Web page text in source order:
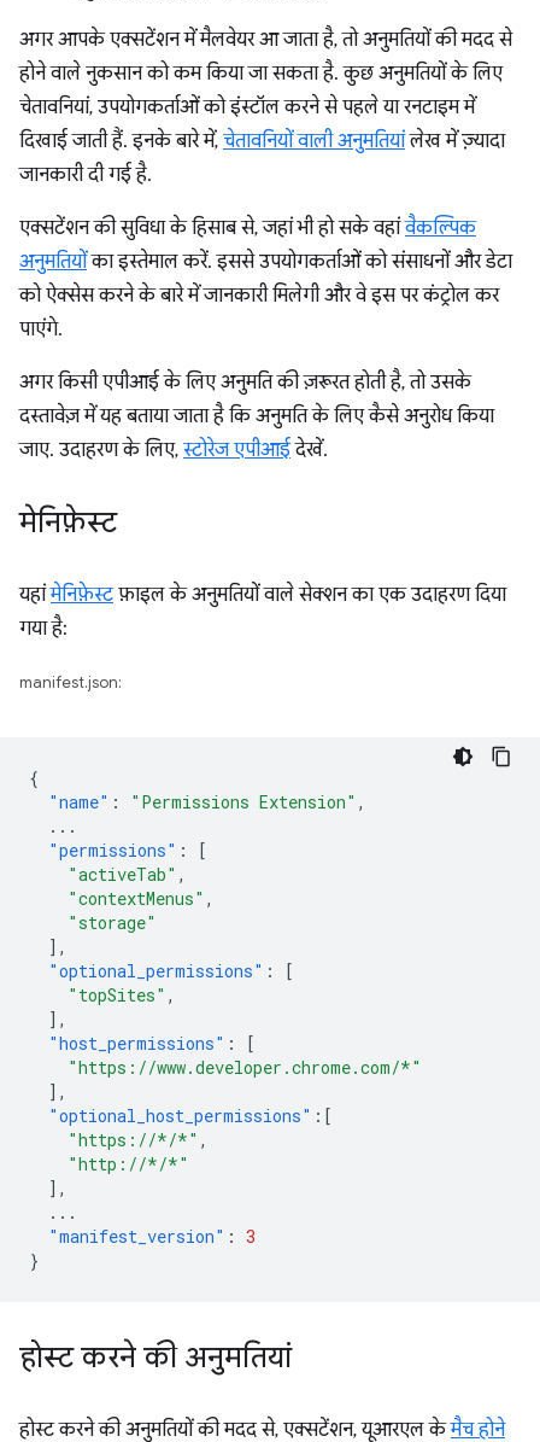
अगर आपके एक्सटेंशन में मैलवेयर आ जाता है, तो अनुमतियों की मदद से
होने वाले नुकसान को कम किया जा सकता है. कुछ अनुमतियों के लिए
चेतावनियां, उपयोगकर्ताओं को इंस्टॉल करने से पहले या रनटाइम में
दिखाई जाती हैं. इनके बारे में, चेतावनियों वाली अनुमतियांलेख में ज़्यादा
जानकारी दी गई है.
एक्सटेंशन की सुविधा के हिसाब से, जहां भी हो सके वहांवैकल्पिक
अनुमतियोंका इस्तेमाल करें. इससे उपयोगकर्ताओं को संसाधनों और डेटा
को ऐक्सेस करने के बारे में जानकारी मिलेगी और वे इस पर कंट्रोल कर
पाएंगे.
अगर किसी एपीआई के लिए अनुमति की ज़रूरत होती है, तो उसके
दस्तावेज़ में यह बताया जाता है कि अनुमति के लिए कैसे अनुरोध किया
जाए. उदाहरण के लिए, स्टोरेज एपीआईदेखें.
मेनिफ़ेस्ट
यहांमेनिफ़ेस्टफ़ाइल के अनुमतियों वाले सेक्शन का एक उदाहरण दिया
गया है:
manifest.json:
{
"name" : "Permissions Extension" ,
...
"permissions" :
[
"activeTab" ,
"contextMenus" ,
"storage"
],
"optional_permissions" :
[
"topSites" ,
],
"host_permissions" :
[
"https://www.developer.chrome.com/*"
],
"optional_host_permissions" :[
"https://*/*" ,
"http://*/*"
],
...
"manifest_version" : 3
}
होस्ट करने की अनुमतियां
होस्ट करने की अनुमतियों की मदद से, एक्सटेंशन, यूआरएल केमैच होने